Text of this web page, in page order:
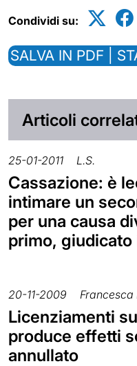
Condividi su:
SALVA IN PDF |
Articoli
25-01-2011 L.S.
Cassazione: è
intimare un
per una causa
primo,
20-11-2009 Francesca
Licenziamenti
produce effetti
annullato